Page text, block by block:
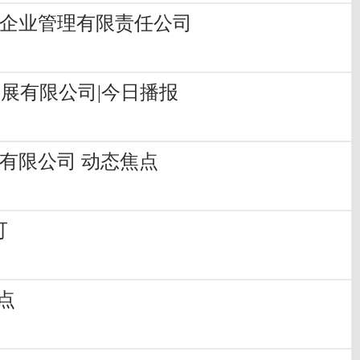
业管理有限责任公司
有限公司|今日播报
限公司 动态焦点